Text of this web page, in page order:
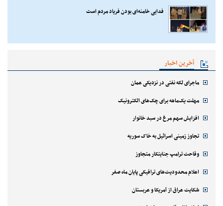
فدایی خامنه‌ای بودن فریاد مردم است
آخرین اخبار
ماجرای لکه نفتی در نزدیکی عمان
مهلت یک‌ماهه برای چک‌های الکترونیک
افزایش سهم مرغ در سبد خانوار
تجاوز زمینی اسرائیل به خاک سوریه
وقاحت ترامپ جنایتکار متجاوز
اعلام محدودیت‌های ترافیکی پایان ماه صفر
شکایت عراق از آمریکا و عربستان